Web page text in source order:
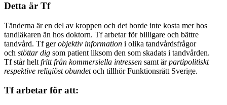
Detta är Tf
Tänderna är en del av kroppen och det borde inte kosta mer hos
tandläkaren än hos doktorn. Tf arbetar för billigare och bättre
tandvård. Tf gerobjektiv information i olika tandvårdsfrågor
och stöttar dig som patient liksom den som skadats i tandvården.
Tf står helt fritt från kommersiella intressen samt ärpartipolitiskt
respektive religiöst obundetoch tillhör Funktionsrätt Sverige.
Tf arbetar för att: